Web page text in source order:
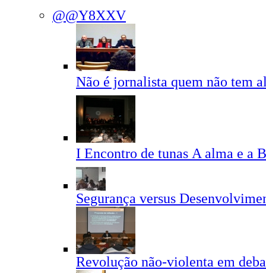
@@Y8XXV
Não é jornalista quem não tem
I Encontro de tunas A alma e a
Segurança versus
Revolução não-violenta em